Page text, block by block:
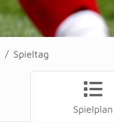
Spieltag
Spielplan